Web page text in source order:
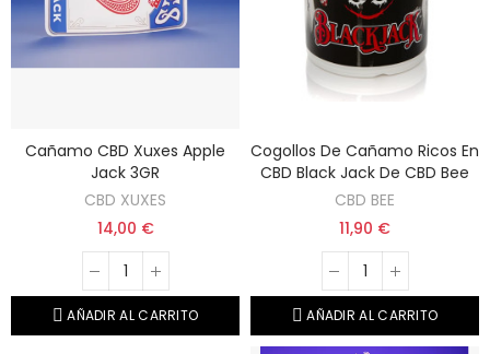
Cañamo CBD Xuxes Apple
Jack 3GR
CBD XUXES
14,00 €
AÑADIR AL CARRITO
Cogollos De Cañamo Ricos En
CBD Black Jack De CBD Bee
CBD BEE
11,90 €
AÑADIR AL CARRITO